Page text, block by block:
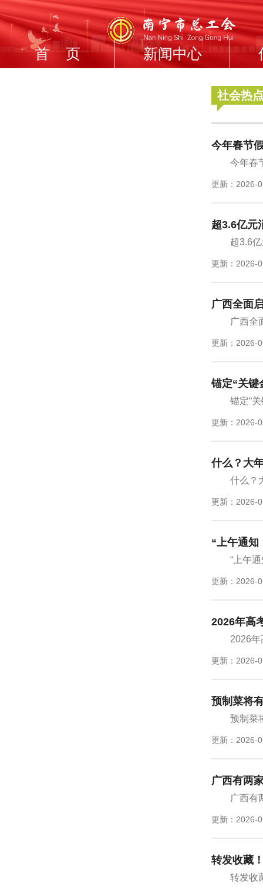
首 页 新闻中心
社会热
今年春节
今年春
更新：2026-
超3.6亿元
超3.6
更新：2026-
广西全面
广西全
更新：2026-
锚定“关键
锚定“
更新：2026-
什么？大
什么？
更新：2026-
“上午通知
“上午
更新：2026-
2026年高
2026
更新：2026-
预制菜将
预制菜
更新：2026-
广西有两
广西有
更新：2026-
转发收藏
转发收